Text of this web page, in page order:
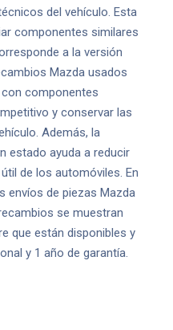
del vehículo. Esta
componentes similares
a la versión
Mazda usados
componentes
y conservar las
Además, la
estado ayuda a reducir
de los automóviles. En
envíos de piezas Mazda
se muestran
que están disponibles y
y 1 año de garantía.